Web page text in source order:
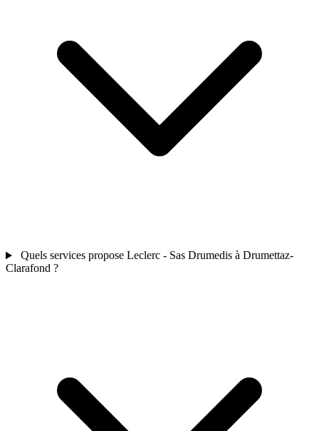
Quels services propose Leclerc - Sas Drumedis à Drumettaz-
Clarafond ?